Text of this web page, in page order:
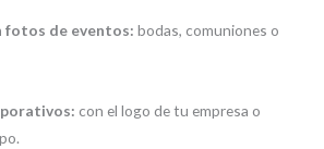
fotos de eventos: bodas, comuniones o
con el logo de tu empresa o